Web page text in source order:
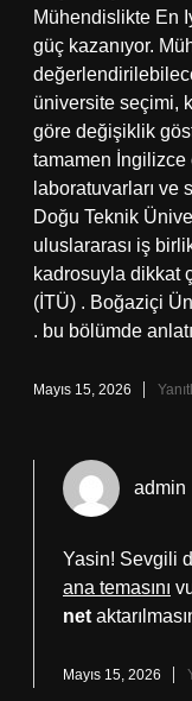
Mühendislikte En
güç kazanıyor.
üniversite seçimi,
göre değişiklik
tamamen İngilizce
laboratuvarları ve
Doğu Teknik
uluslararası iş
kadrosuyla dikkat
(İTÜ) . Boğaziçi
. bu bölümde
Mayıs 15, 2026
admin
Yasin! Sevgili
ana temasını
net
Mayıs 15, 2026